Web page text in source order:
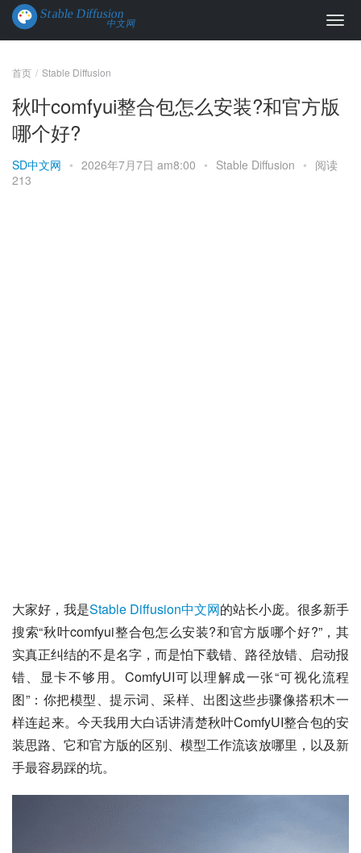
首页 Stable Diffusion
秋叶comfyui整合包怎么安装?和官方版
哪个好?
SD中文网 • 2026年7月7日 am8:00 • Stable Diffusion • 阅读
213
大家好，我是Stable Diffusion中文网的站长小庞。很多新手
搜索“秋叶comfyui整合包怎么安装?和官方版哪个好?”，其
实真正纠结的不是名字，而是怕下载错、路径放错、启动报
错、显卡不够用。ComfyUI可以理解成一张“可视化流程
图”：你把模型、提示词、采样、出图这些步骤像搭积木一
样连起来。今天我用大白话讲清楚秋叶ComfyUI整合包的安
装思路、它和官方版的区别、模型工作流该放哪里，以及新
手最容易踩的坑。